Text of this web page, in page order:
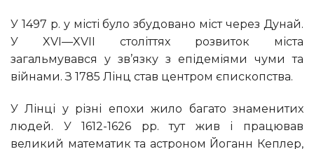
У 1497 р. у місті було збудовано міст через Дунай.
У XVI—XVII століттях розвиток міста
загальмувався у зв’язку з епідеміями чуми та
війнами. З 1785 Лінц став центром єпископства.
У Лінці у різні епохи жило багато знаменитих
людей. У 1612-1626 pp. тут жив і працював
великий математик та астроном Йоганн Кеплер,